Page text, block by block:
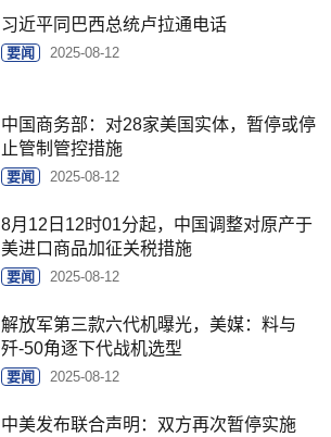
习近平同巴西总统卢拉通电话
要闻 2025-08-12
中国商务部：对28家美国实体，暂停或停
止管制管控措施
要闻 2025-08-12
8月12日12时01分起，中国调整对原产于
美进口商品加征关税措施
要闻 2025-08-12
解放军第三款六代机曝光，美媒：料与
歼-50角逐下代战机选型
要闻 2025-08-12
中美发布联合声明：双方再次暂停实施